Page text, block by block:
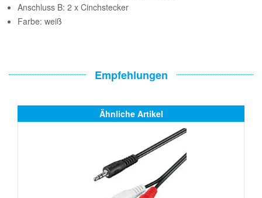
Anschluss B: 2 x Cinchstecker
Farbe: weiß
Empfehlungen
Ähnliche Artikel